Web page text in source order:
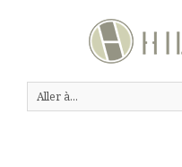
Aller à...